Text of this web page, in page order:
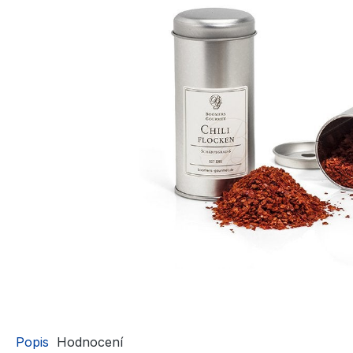
Popis Hodnocení